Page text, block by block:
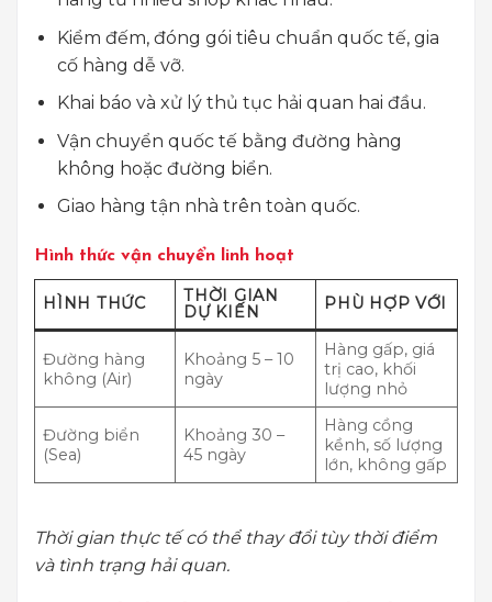
Kiểm đếm, đóng gói tiêu chuẩn quốc tế, gia
cố hàng dễ vỡ.
Khai báo và xử lý thủ tục hải quan hai đầu.
Vận chuyển quốc tế bằng đường hàng
không hoặc đường biển.
Giao hàng tận nhà trên toàn quốc.
Hình thức vận chuyển linh hoạt
HÌNH THỨC
THỜI GIAN
DỰ KIẾN
PHÙ HỢP VỚI
Đường hàng
không (Air)
Khoảng 5 – 10
ngày
Hàng gấp, giá
trị cao, khối
lượng nhỏ
Đường biển
(Sea)
Khoảng 30 –
45 ngày
Hàng cồng
kềnh, số lượng
lớn, không gấp
Thời gian thực tế có thể thay đổi tùy thời điểm
và tình trạng hải quan.